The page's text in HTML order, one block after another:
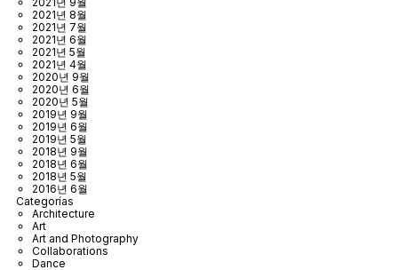
2021년 8월
2021년 7월
2021년 6월
2021년 5월
2021년 4월
2020년 9월
2020년 6월
2020년 5월
2019년 9월
2019년 6월
2019년 5월
2018년 9월
2018년 6월
2018년 5월
2016년 6월
Categorías
Architecture
Art
Art and Photography
Collaborations
Dance